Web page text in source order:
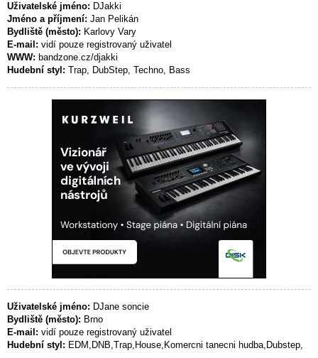
Uživatelské jméno: DJakki
Jméno a příjmení: Jan Pelikán
Bydliště (město): Karlovy Vary
E-mail: vidí pouze registrovaný uživatel
WWW: bandzone.cz/djakki
Hudební styl: Trap, DubStep, Techno, Bass
Uživatelské jméno: DJane soncie
Bydliště (město): Brno
E-mail: vidí pouze registrovaný uživatel
Hudební styl: EDM,DNB,Trap,House,Komercni tanecni hudba,Dubstep,